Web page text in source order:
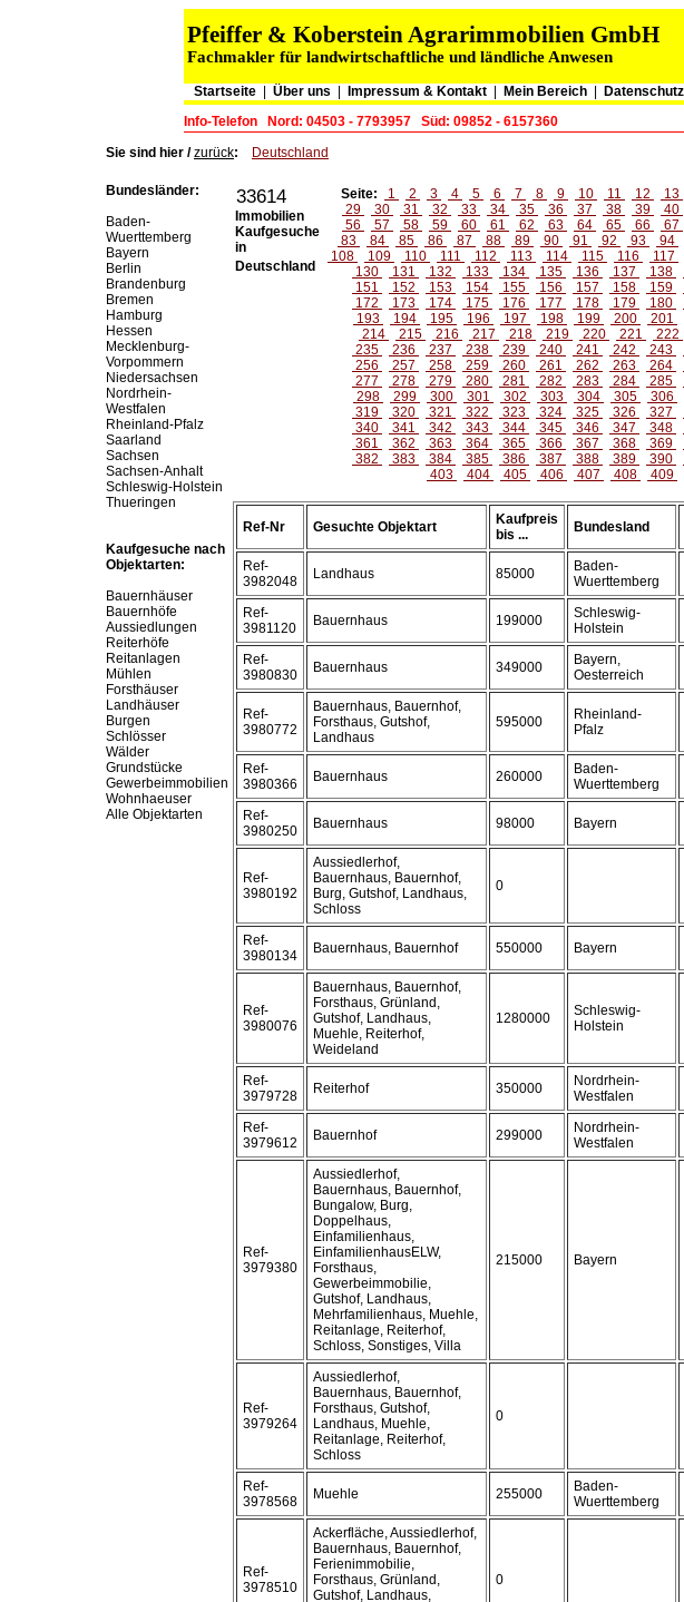
Pfeiffer & Koberstein Agrarimmobilien GmbH
Fachmakler für landwirtschaftliche und ländliche Anwesen
Startseite| Über uns Impressum & Kontakt| Mein Bereich Datenschutz
Info-Telefon
Nord: 04503 - 7793957 Süd: 09852 - 6157360
Sie sind hier /zurück: Deutschland
Bundesländer:
Baden-
Wuerttemberg
Bayern
Berlin
Brandenburg
Bremen
Hamburg
Hessen
Mecklenburg-
Vorpommern
Niedersachsen
Nordrhein-
Westfalen
Rheinland-Pfalz
Saarland
Sachsen
Sachsen-Anhalt
Schleswig-Holstein
Thueringen
Kaufgesuche nach
Objektarten:
Bauernhäuser
Bauernhöfe
Aussiedlungen
Reiterhöfe
Reitanlagen
Mühlen
Forsthäuser
Landhäuser
Burgen
Schlösser
Wälder
Grundstücke
Gewerbeimmobilien
Wohnhaeuser
Alle Objektarten
33614
Immobilien
Kaufgesuche
in
Deutschland
Seite: 1 2 3 4 5 6 7 8 9 10 11 12 13
29
30 31 32 33 34 35 36 37 38 39 40
56
57 58 59 60 61 62 63 64 65 66 67
83
84 85 86 87 88 89 90 91 92 93 94
108
109 110 111 112 113 114 115 116 117
130
131 132 133 134 135 136 137 138
151
152 153 154 155 156 157 158 159
172
173 174 175 176 177 178 179 180
193
194 195 196 197 198 199 200 201
214
215 216 217 218 219 220 221 222
235
236 237 238 239 240 241 242 243
256
257 258 259 260 261 262 263 264
277
278 279 280 281 282 283 284 285
298
299 300 301 302 303 304 305 306
319
320 321 322 323 324 325 326 327
340
341 342 343 344 345 346 347 348
361
362 363 364 365 366 367 368 369
382
383 384 385 386 387 388 389 390
403
404 405 406 407 408 409
Ref-Nr Gesuchte Objektart
Kaufpreis
bis ...
Bundesland
Ref-
3982048
Landhaus 85000
Baden-
Wuerttemberg
Ref-
3981120
Bauernhaus 199000
Schleswig-
Holstein
Ref-
3980830
Bauernhaus 349000
Bayern,
Oesterreich
Ref-
3980772
Bauernhaus, Bauernhof,
Forsthaus, Gutshof,
Landhaus
595000
Rheinland-
Pfalz
Ref-
3980366
Bauernhaus 260000
Baden-
Wuerttemberg
Ref-
3980250
Bauernhaus 98000 Bayern
Ref-
3980192
Aussiedlerhof,
Bauernhaus, Bauernhof,
Burg, Gutshof, Landhaus,
Schloss
0
Ref-
3980134
Bauernhaus, Bauernhof 550000 Bayern
Ref-
3980076
Bauernhaus, Bauernhof,
Forsthaus, Grünland,
Gutshof, Landhaus,
Muehle, Reiterhof,
Weideland
1280000
Schleswig-
Holstein
Ref-
3979728
Reiterhof 350000
Nordrhein-
Westfalen
Ref-
3979612
Bauernhof 299000
Nordrhein-
Westfalen
Ref-
3979380
Aussiedlerhof,
Bauernhaus, Bauernhof,
Bungalow, Burg,
Doppelhaus,
Einfamilienhaus,
EinfamilienhausELW,
Forsthaus,
Gewerbeimmobilie,
Gutshof, Landhaus,
Mehrfamilienhaus, Muehle,
Reitanlage, Reiterhof,
Schloss, Sonstiges, Villa
215000 Bayern
Ref-
3979264
Aussiedlerhof,
Bauernhaus, Bauernhof,
Forsthaus, Gutshof,
Landhaus, Muehle,
Reitanlage, Reiterhof,
Schloss
0
Ref-
3978568
Muehle 255000
Baden-
Wuerttemberg
Ref-
3978510
Ackerfläche, Aussiedlerhof,
Bauernhaus, Bauernhof,
Ferienimmobilie,
Forsthaus, Grünland,
Gutshof, Landhaus,
0